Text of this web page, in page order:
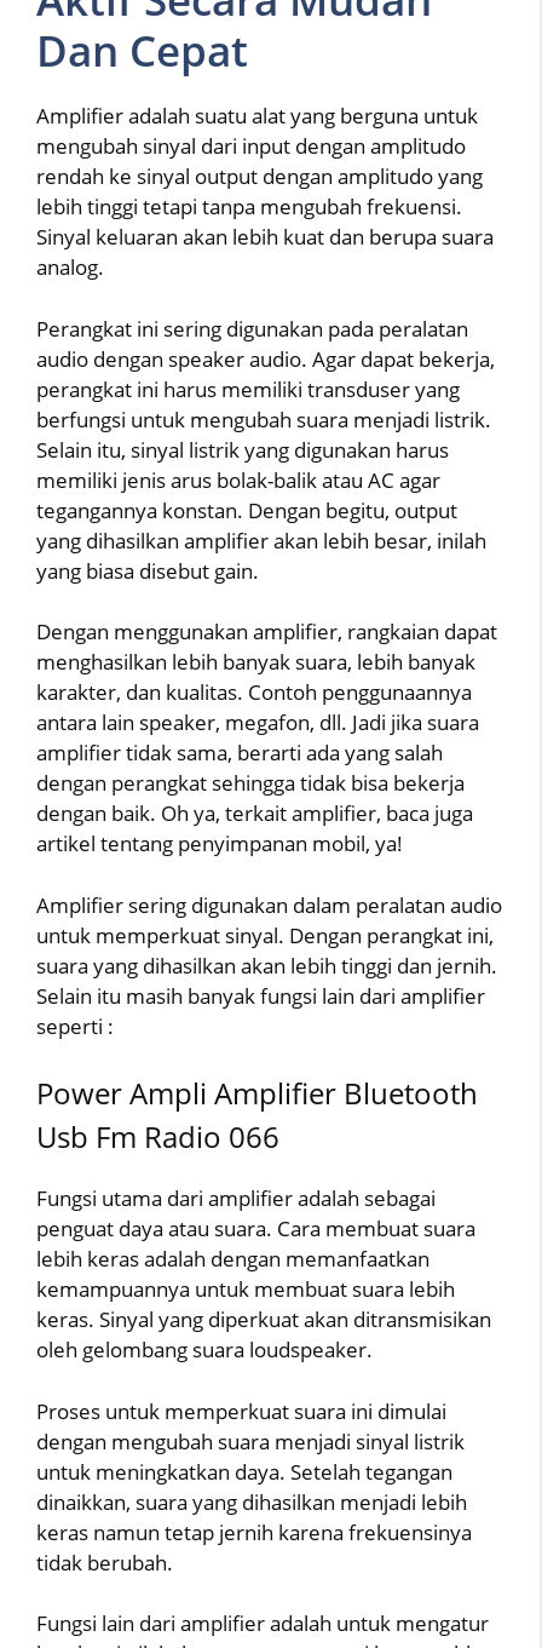
Dan Cepat
Amplifier adalah suatu alat yang berguna untuk
mengubah sinyal dari input dengan amplitudo
rendah ke sinyal output dengan amplitudo yang
lebih tinggi tetapi tanpa mengubah frekuensi.
Sinyal keluaran akan lebih kuat dan berupa suara
analog.
Perangkat ini sering digunakan pada peralatan
audio dengan speaker audio. Agar dapat bekerja,
perangkat ini harus memiliki transduser yang
berfungsi untuk mengubah suara menjadi listrik.
Selain itu, sinyal listrik yang digunakan harus
memiliki jenis arus bolak-balik atau AC agar
tegangannya konstan. Dengan begitu, output
yang dihasilkan amplifier akan lebih besar, inilah
yang biasa disebut gain.
Dengan menggunakan amplifier, rangkaian dapat
menghasilkan lebih banyak suara, lebih banyak
karakter, dan kualitas. Contoh penggunaannya
antara lain speaker, megafon, dll. Jadi jika suara
amplifier tidak sama, berarti ada yang salah
dengan perangkat sehingga tidak bisa bekerja
dengan baik. Oh ya, terkait amplifier, baca juga
artikel tentang penyimpanan mobil, ya!
Amplifier sering digunakan dalam peralatan audio
untuk memperkuat sinyal. Dengan perangkat ini,
suara yang dihasilkan akan lebih tinggi dan jernih.
Selain itu masih banyak fungsi lain dari amplifier
seperti :
Power Ampli Amplifier Bluetooth
Usb Fm Radio 066
Fungsi utama dari amplifier adalah sebagai
penguat daya atau suara. Cara membuat suara
lebih keras adalah dengan memanfaatkan
kemampuannya untuk membuat suara lebih
keras. Sinyal yang diperkuat akan ditransmisikan
oleh gelombang suara loudspeaker.
Proses untuk memperkuat suara ini dimulai
dengan mengubah suara menjadi sinyal listrik
untuk meningkatkan daya. Setelah tegangan
dinaikkan, suara yang dihasilkan menjadi lebih
keras namun tetap jernih karena frekuensinya
tidak berubah.
Fungsi lain dari amplifier adalah untuk mengatur